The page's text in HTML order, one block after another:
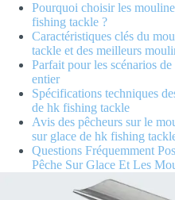
Pourquoi choisir les
fishing tackle ?
Caractéristiques clés du
tackle et des meilleurs
Parfait pour les scénarios
entier
Spécifications techniques
de hk fishing tackle
Avis des pêcheurs sur le
sur glace de hk fishing
Questions Fréquemment
Pêche Sur Glace Et Les